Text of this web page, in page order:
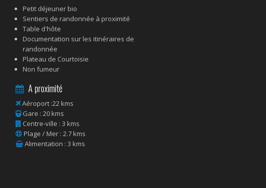
Petit déjeuner bio
Sentiers de randonnée à proximité
Table d'hôte
Documentation sur les itinéraires de
randonnée
Plateau de Courtoisie
Non fumeur
A proximité
Aéroport :22 kms
Gare : 20 kms
Centre-ville : 3 kms
Plage / Mer : 2.7 kms
Alimentation : 3 kms